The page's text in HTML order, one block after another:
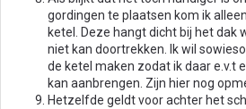
gordingen te plaatsen kom ik
ketel. Deze hangt dicht bij het dak
niet kan doortrekken. Ik wil
de ketel maken zodat ik daar e.v.t
kan aanbrengen. Zijn hier nog
Hetzelfde geldt voor achter het